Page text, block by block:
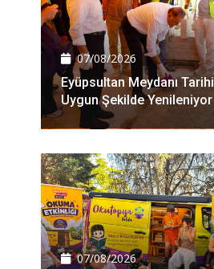
07/08/2026
Eyüpsultan Meydanı
Uygun Şekilde Yenileniyor
07/08/2026